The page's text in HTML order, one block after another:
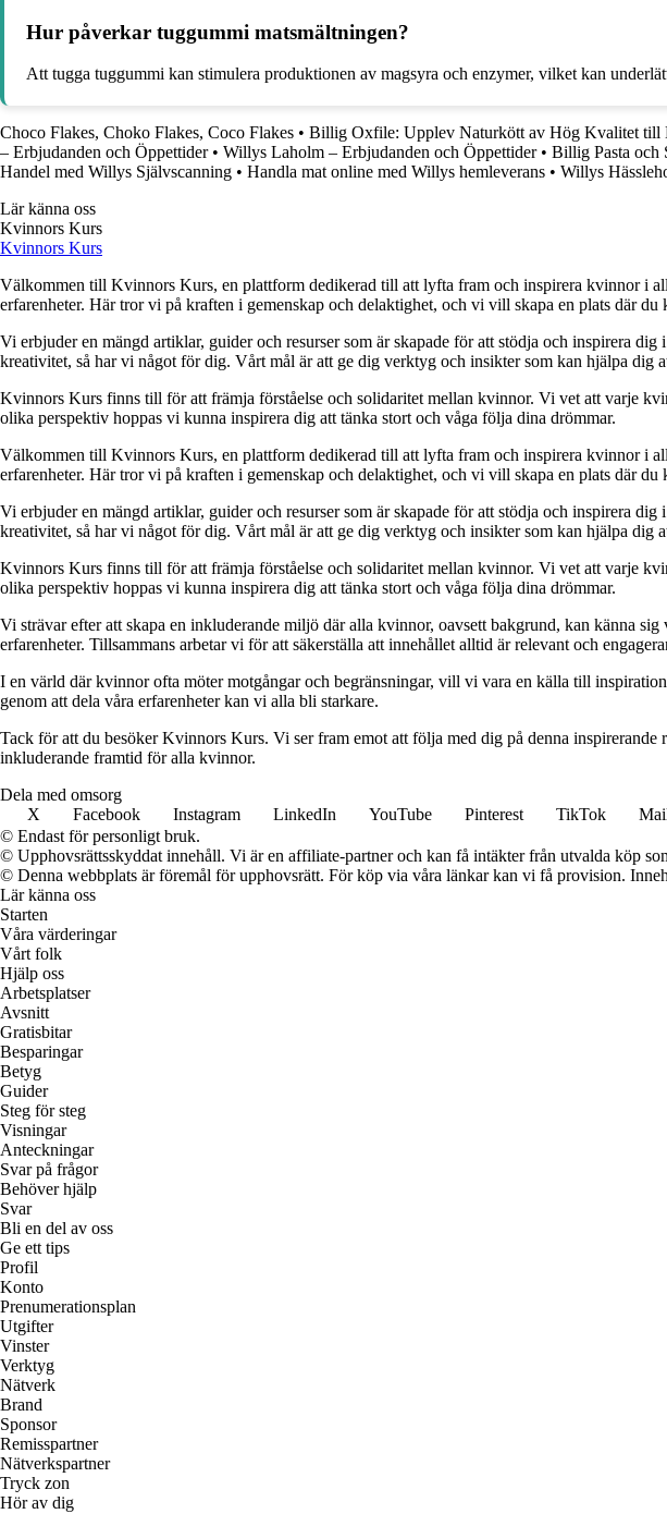
Hur påverkar tuggummi matsmältningen?
Att tugga tuggummi kan stimulera produktionen av magsyra och enzymer, vilket kan
Choco Flakes, Choko Flakes, Coco Flakes • Billig Oxfile: Upplev Naturkött av Hög Kvalitet till
– Erbjudanden och Öppettider• Willys Laholm – Erbjudanden och Öppettider• Billig Pasta och
Handel med Willys Självscanning • Handla mat online med Willys hemleverans • Willys
Lär känna oss
Kvinnors Kurs
Kvinnors Kurs
Välkommen till Kvinnors Kurs, en plattform dedikerad till att lyfta fram och inspirera kvinnor i
erfarenheter. Här tror vi på kraften i gemenskap och delaktighet, och vi vill skapa en plats där du
Vi erbjuder en mängd artiklar, guider och resurser som är skapade för att stödja och inspirera
kreativitet, så har vi något för dig. Vårt mål är att ge dig verktyg och insikter som kan hjälpa dig
Kvinnors Kurs finns till för att främja förståelse och solidaritet mellan kvinnor. Vi vet att varje
olika perspektiv hoppas vi kunna inspirera dig att tänka stort och våga följa dina drömmar.
Välkommen till Kvinnors Kurs, en plattform dedikerad till att lyfta fram och inspirera kvinnor i
erfarenheter. Här tror vi på kraften i gemenskap och delaktighet, och vi vill skapa en plats där du
Vi erbjuder en mängd artiklar, guider och resurser som är skapade för att stödja och inspirera
kreativitet, så har vi något för dig. Vårt mål är att ge dig verktyg och insikter som kan hjälpa dig
Kvinnors Kurs finns till för att främja förståelse och solidaritet mellan kvinnor. Vi vet att varje
olika perspektiv hoppas vi kunna inspirera dig att tänka stort och våga följa dina drömmar.
Vi strävar efter att skapa en inkluderande miljö där alla kvinnor, oavsett bakgrund, kan känna
erfarenheter. Tillsammans arbetar vi för att säkerställa att innehållet alltid är relevant och
I en värld där kvinnor ofta möter motgångar och begränsningar, vill vi vara en källa till
genom att dela våra erfarenheter kan vi alla bli starkare.
Tack för att du besöker Kvinnors Kurs. Vi ser fram emot att följa med dig på denna
inkluderande framtid för alla kvinnor.
Dela med omsorg
X
Facebook Instagram LinkedIn YouTube Pinterest TikTok
© Endast för personligt bruk.
© Upphovsrättsskyddat innehåll. Vi är en affiliate-partner och kan få intäkter från utvalda köp
© Denna webbplats är föremål för upphovsrätt. För köp via våra länkar kan vi få provision.
Lär känna oss
Starten
Våra värderingar
Vårt folk
Hjälp oss
Arbetsplatser
Avsnitt
Gratisbitar
Besparingar
Betyg
Guider
Steg för steg
Visningar
Anteckningar
Svar på frågor
Behöver hjälp
Svar
Bli en del av oss
Ge ett tips
Profil
Konto
Prenumerationsplan
Utgifter
Vinster
Verktyg
Nätverk
Brand
Sponsor
Remisspartner
Nätverkspartner
Tryck zon
Hör av dig